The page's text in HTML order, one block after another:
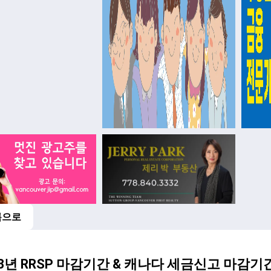
으로
년 RRSP 마감기간 & 캐나다 세금신고 마감기